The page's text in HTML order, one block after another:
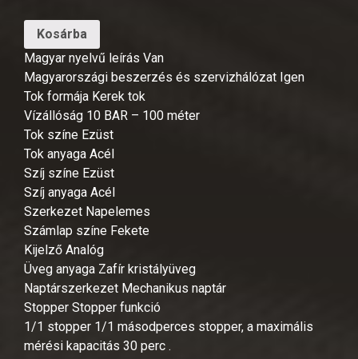
Kosárba
Magyar nyelvű leírás Van
Magyarországi beszerzés és szervizhálózat Igen
Tok formája Kerek tok
Vízállóság 10 BAR – 100 méter
Tok színe Ezüst
Tok anyaga Acél
Szíj színe Ezüst
Szíj anyaga Acél
Szerkezet Napelemes
Számlap színe Fekete
Kijelző Analóg
Üveg anyaga Zafír kristályüveg
Naptárszerkezet Mechanikus naptár
Stopper Stopper funkció
1/1 stopper 1/1 másodperces stopper, a maximális
mérési kapacitás 30 perc .